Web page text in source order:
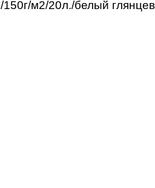
м2/20л./белый